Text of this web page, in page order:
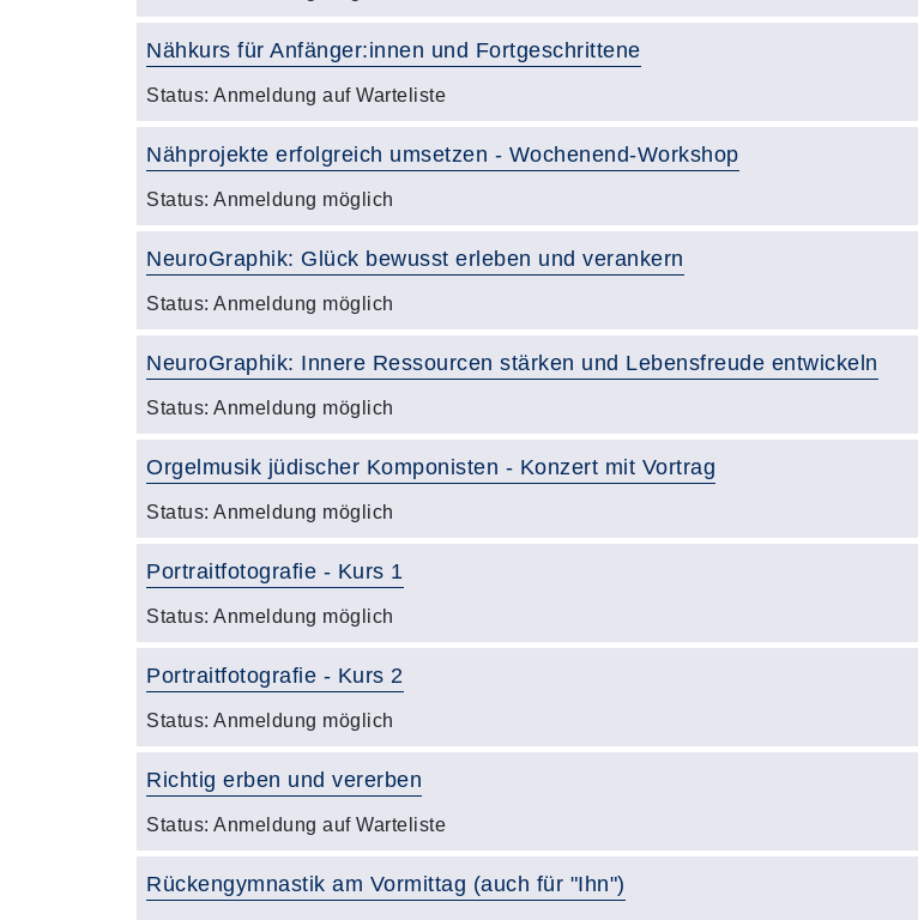
Nähkurs für Anfänger:innen und Fortgeschrittene
Status: Anmeldung auf Warteliste
Nähprojekte erfolgreich umsetzen - Wochenend-Workshop
Status: Anmeldung möglich
NeuroGraphik: Glück bewusst erleben und verankern
Status: Anmeldung möglich
NeuroGraphik: Innere Ressourcen stärken und Lebensfreude entwickeln
Status: Anmeldung möglich
Orgelmusik jüdischer Komponisten - Konzert mit Vortrag
Status: Anmeldung möglich
Portraitfotografie - Kurs 1
Status: Anmeldung möglich
Portraitfotografie - Kurs 2
Status: Anmeldung möglich
Richtig erben und vererben
Status: Anmeldung auf Warteliste
Rückengymnastik am Vormittag (auch für "Ihn")